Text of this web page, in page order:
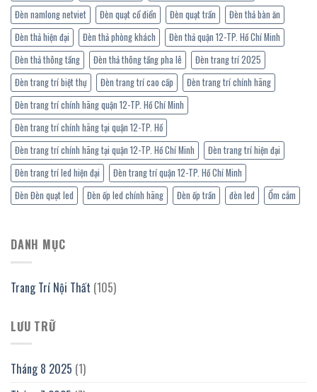
Đèn namlong netviet
Đèn quạt cổ điển Đèn quạt trần
Đèn thả bàn ăn
Đèn thả hiện đại
Đèn thả phòng khách
Đèn thả quận 12-TP. Hồ Chí Minh
Đèn thả thông tầng
Đèn thả thông tầng pha lê
Đèn trang trí 2025
Đèn trang trí biệt thự
Đèn trang trí cao cấp
Đèn trang trí chính hãng
Đèn trang trí chính hãng quận 12-TP. Hồ Chí Minh
Đèn trang trí chính hãng tại quận 12-TP. Hồ
Đèn trang trí chính hãng tại quận 12-TP. Hồ Chí Minh
Đèn trang trí hiện đại
Đèn trang trí led hiện đại
Đèn trang trí quận 12-TP. Hồ Chí Minh
Đèn Đèn quạt led
Đèn ốp led chính hãng Đèn ốp trần đèn led Ổm cắm
DANH MỤC
Trang Trí Nội Thất (105)
LƯU TRỮ
Tháng 8 2025 (1)